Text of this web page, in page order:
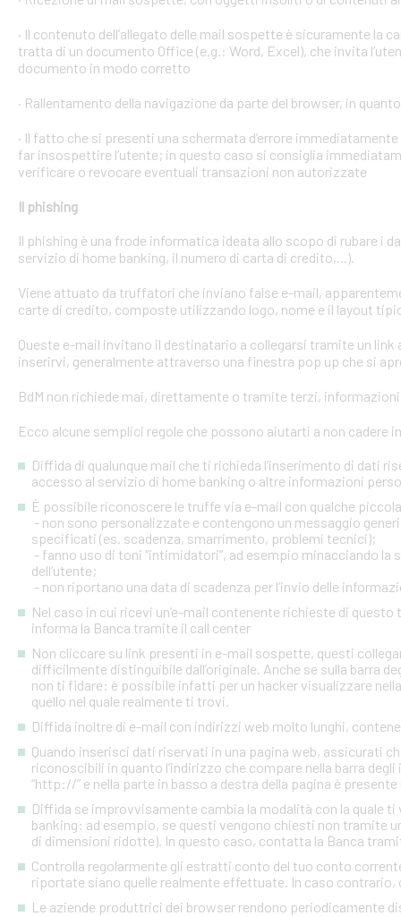
· Il contenuto dell’allegato delle mail sospette è sicuramente
tratta di un documento Office (e.g.: Word, Excel), che invita
documento in modo corretto
· Rallentamento della navigazione da parte del browser, in
· Il fatto che si presenti una schermata d’errore
far insospettire l’utente; in questo caso si consiglia
verificare o revocare eventuali transazioni non autorizzate
Il phishing
Il phishing è una frode informatica ideata allo scopo di rubare i
servizio di home banking, il numero di carta di credito,...).
Viene attuato da truffatori che inviano false e-mail,
carte di credito, composte utilizzando logo, nome e il layout
Queste e-mail invitano il destinatario a collegarsi tramite un
inserirvi, generalmente attraverso una finestra pop up che si
BdM non richiede mai, direttamente o tramite terzi,
Ecco alcune semplici regole che possono aiutarti a non cadere
Diffida di qualunque mail che ti richieda l’inserimento di dati
accesso al servizio di home banking o altre informazioni
È possibile riconoscere le truffe via e-mail con qualche
- non sono personalizzate e contengono un messaggio
specificati (es. scadenza, smarrimento, problemi tecnici);
- fanno uso di toni “intimidatori”, ad esempio minacciando
dell’utente;
- non riportano una data di scadenza per l’invio delle
Nel caso in cui ricevi un’e-mail contenente richieste di
informa la Banca tramite il call center
Non cliccare su link presenti in e-mail sospette, questi
difficilmente distinguibile dall’originale. Anche se sulla barra
non ti fidare: è possibile infatti per un hacker visualizzare
quello nel quale realmente ti trovi.
Diffida inoltre di e-mail con indirizzi web molto lunghi,
Quando inserisci dati riservati in una pagina web, assicurati
riconoscibili in quanto l’indirizzo che compare nella barra
“http://” e nella parte in basso a destra della pagina è
Diffida se improvvisamente cambia la modalità con la quale
banking: ad esempio, se questi vengono chiesti non tramite
di dimensioni ridotte). In questo caso, contatta la Banca
Controlla regolarmente gli estratti conto del tuo conto
riportate siano quelle realmente effettuate. In caso
Le aziende produttrici dei browser rendono periodicamente